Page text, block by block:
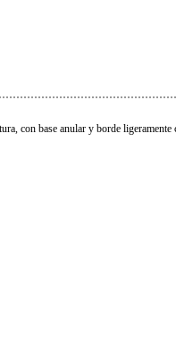
con base anular y borde ligeramente